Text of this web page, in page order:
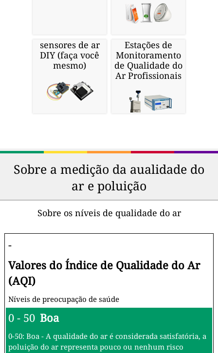
sensores de ar
DIY (faça você
mesmo)
Estações de
Monitoramento
de Qualidade do
Ar Profissionais
Sobre a medição da aualidade do
ar e poluição
Sobre os níveis de qualidade do ar
-
Valores do Índice de Qualidade do Ar
(AQI)
Níveis de preocupação de saúde
0 - 50 Boa
0-50: Boa - A qualidade do ar é considerada satisfatória, a
poluição do ar representa pouco ou nenhum risco